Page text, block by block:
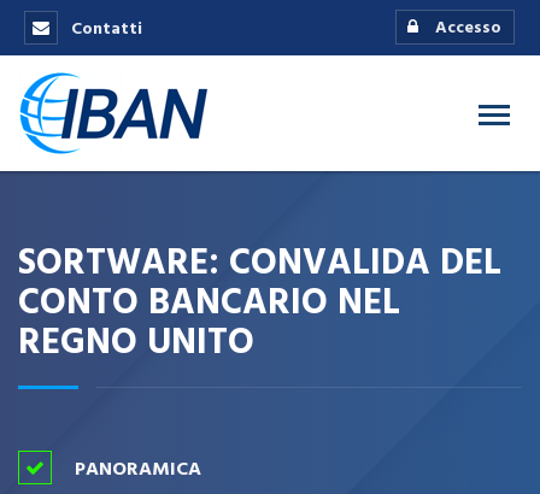
Contatti Accesso
SORTWARE: CONVALIDA DEL
CONTO BANCARIO NEL
REGNO UNITO
PANORAMICA